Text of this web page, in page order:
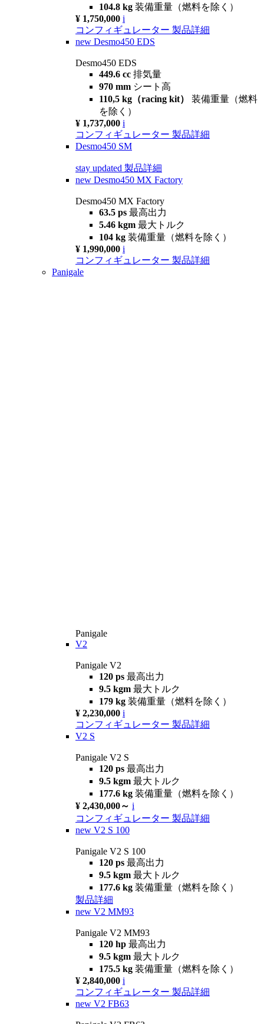
104.8 kg 装備重量（燃料を除く）
¥ 1,750,000 i
コンフィギュレーター 製品詳細
new Desmo450 EDS
Desmo450 EDS
449.6 cc 排気量
970 mm シート高
110,5 kg（racing kit） 装備重量（燃料
を除く）
¥ 1,737,000 i
コンフィギュレーター 製品詳細
Desmo450 SM
stay updated 製品詳細
new Desmo450 MX Factory
Desmo450 MX Factory
63.5 ps 最高出力
5.46 kgm 最大トルク
104 kg 装備重量（燃料を除く）
¥ 1,990,000 i
コンフィギュレーター 製品詳細
Panigale
Panigale
V2
Panigale V2
120 ps 最高出力
9.5 kgm 最大トルク
179 kg 装備重量（燃料を除く）
¥ 2,230,000 i
コンフィギュレーター 製品詳細
V2 S
Panigale V2 S
120 ps 最高出力
9.5 kgm 最大トルク
177.6 kg 装備重量（燃料を除く）
¥ 2,430,000～ i
コンフィギュレーター 製品詳細
new V2 S 100
Panigale V2 S 100
120 ps 最高出力
9.5 kgm 最大トルク
177.6 kg 装備重量（燃料を除く）
製品詳細
new V2 MM93
Panigale V2 MM93
120 hp 最高出力
9.5 kgm 最大トルク
175.5 kg 装備重量（燃料を除く）
¥ 2,840,000 i
コンフィギュレーター 製品詳細
new V2 FB63